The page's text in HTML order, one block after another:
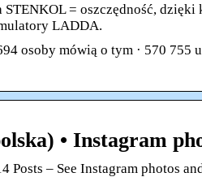
= oszczędność,
LADDA.
osoby mówią o tym · 570
• Instagram
Posts – See Instagram photos